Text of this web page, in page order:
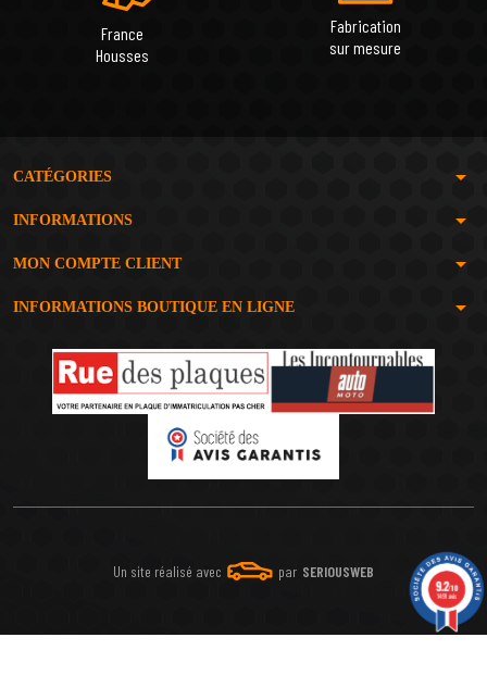
France
Housses
Fabrication
sur mesure
CATÉGORIES arrow_drop_down
INFORMATIONS arrow_drop_down
MON COMPTE CLIENT arrow_drop_down
INFORMATIONS BOUTIQUE EN LIGNE arrow_drop_down
Un site réalisé avec par SERIOUSWEB
9.2/10
1491 avis